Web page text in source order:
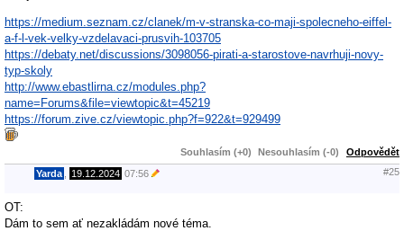
https://medium.seznam.cz/clanek/m-v-stranska-co-maji-spolecneho-eiffel-
a-f-l-vek-velky-vzdelavaci-prusvih-103705
https://debaty.net/discussions/3098056-pirati-a-starostove-navrhuji-novy-
typ-skoly
http://www.ebastlirna.cz/modules.php?
name=Forums&file=viewtopic&t=45219
https://forum.zive.cz/viewtopic.php?f=922&t=929499
Souhlasím (+0) Nesouhlasím (-0) Odpovědět
Yarda 19.12.2024 07:56 #25
OT:
Dám to sem ať nezakládám nové téma.